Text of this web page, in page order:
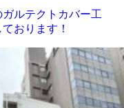
ルテクトカバー工
おります！